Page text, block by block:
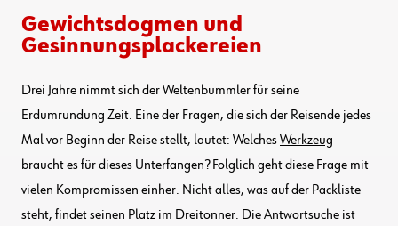
Gewichtsdogmen und
Gesinnungsplackereien
Drei Jahre nimmt sich der Weltenbummler für seine
Erdumrundung Zeit. Eine der Fragen, die sich der Reisende jedes
Mal vor Beginn der Reise stellt, lautet: WelchesWerkzeug
braucht es für dieses Unterfangen? Folglich geht diese Frage mit
vielen Kompromissen einher. Nicht alles, was auf der Packliste
steht, findet seinen Platz im Dreitonner. Die Antwortsuche ist